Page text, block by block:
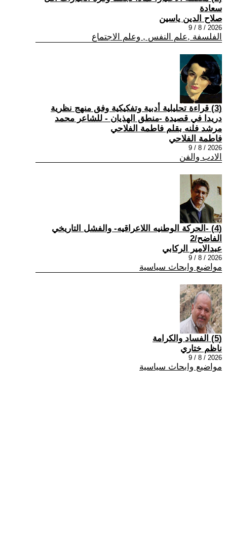
سعادة
صلاح الدين ياسين
2026 / 8 / 9
الفلسفة ,علم النفس , وعلم الاجتماع
(3) قراءة تحليلية أدبية وتفكيكية وفق منهج نظرية
دريدا في قصيدة -منطق الهذيان - للشاعر محمد
مرشد فلنه بقلم فاطمة الفلاحي
فاطمة الفلاحي
2026 / 8 / 9
الادب والفن
(4) -الحركة الوطنيه اللاعراقيه- والفشل التاريخي
الفاضح/2
عبدالامير الركابي
2026 / 8 / 9
مواضيع وابحاث سياسية
(5) الفساد والكرامة
ناظم ختاري
2026 / 8 / 9
مواضيع وابحاث سياسية